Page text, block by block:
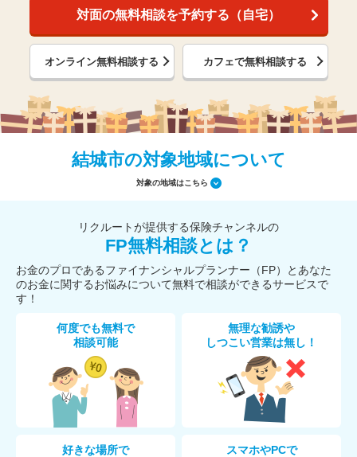
対面の無料相談を予約する（自宅）
オンライン無料相談する カフェで無料相談する
結城市の対象地域について
対象の地域はこちら
リクルートが提供する保険チャンネルの
FP無料相談とは？
お金のプロであるファイナンシャルプランナー（FP）とあなた
のお金に関するお悩みについて無料で相談ができるサービスで
す！
何度でも無料で
相談可能
無理な勧誘や
しつこい営業は無し！
好きな場所で
スマホやPCで